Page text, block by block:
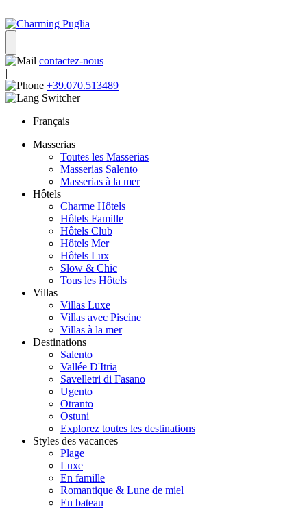
contactez-nous
|
+39.070.513489
Français
Masserias
Toutes les Masserias
Masserias Salento
Masserias à la mer
Hôtels
Charme Hôtels
Hôtels Famille
Hôtels Club
Hôtels Mer
Hôtels Lux
Slow & Chic
Tous les Hôtels
Villas
Villas Luxe
Villas avec Piscine
Villas à la mer
Destinations
Salento
Vallée D'Itria
Savelletri di Fasano
Ugento
Otranto
Ostuni
Explorez toutes les destinations
Styles des vacances
Plage
Luxe
En famille
Romantique & Lune de miel
En bateau